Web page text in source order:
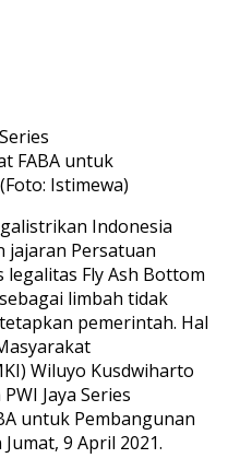
FABA untuk
Istimewa)
Indonesia
jajaran Persatuan
legalitas Fly Ash Bottom
limbah tidak
pemerintah. Hal
Wiluyo Kusdwiharto
Jaya Series
untuk Pembangunan
9 April 2021.